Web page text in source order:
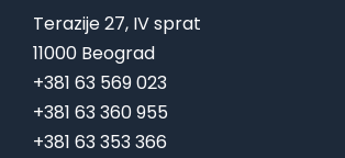
Terazije 27, IV sprat
11000 Beograd
+381 63 569 023
+381 63 360 955
+381 63 353 366